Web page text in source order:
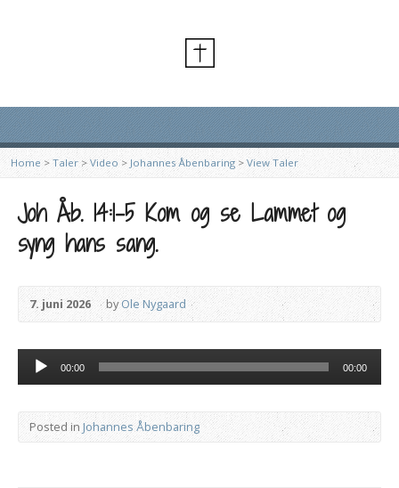
Home > Taler>Video > Johannes Åbenbaring >View Taler
Joh Åb. 14:1-5 Kom og se Lammet og
syng hans sang.
7. juni 2026 byOle Nygaard
Lydafspiller
00:00 00:00
Posted in Johannes Åbenbaring